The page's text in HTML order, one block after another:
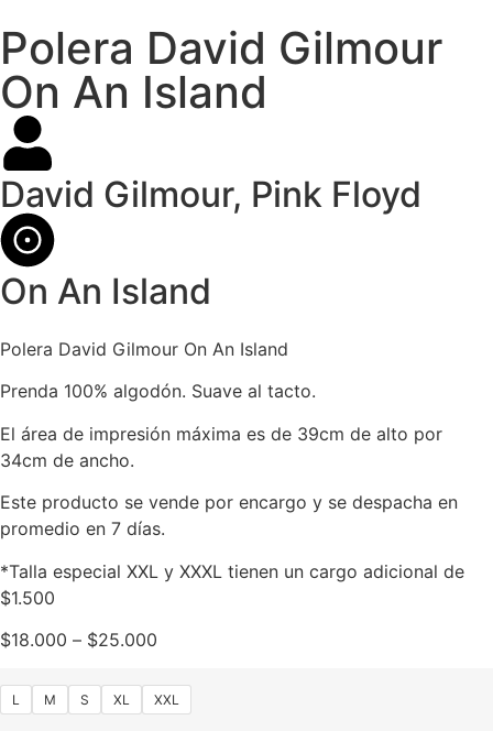
Polera David Gilmour
On An Island
David Gilmour, Pink Floyd
On An Island
Polera David Gilmour On An Island
Prenda 100% algodón. Suave al tacto.
El área de impresión máxima es de 39cm de alto por
34cm de ancho.
Este producto se vende por encargo y se despacha en
promedio en 7 días.
*Talla especial XXL y XXXL tienen un cargo adicional de
$1.500
$18.000 – $25.000
L M S XL XXL